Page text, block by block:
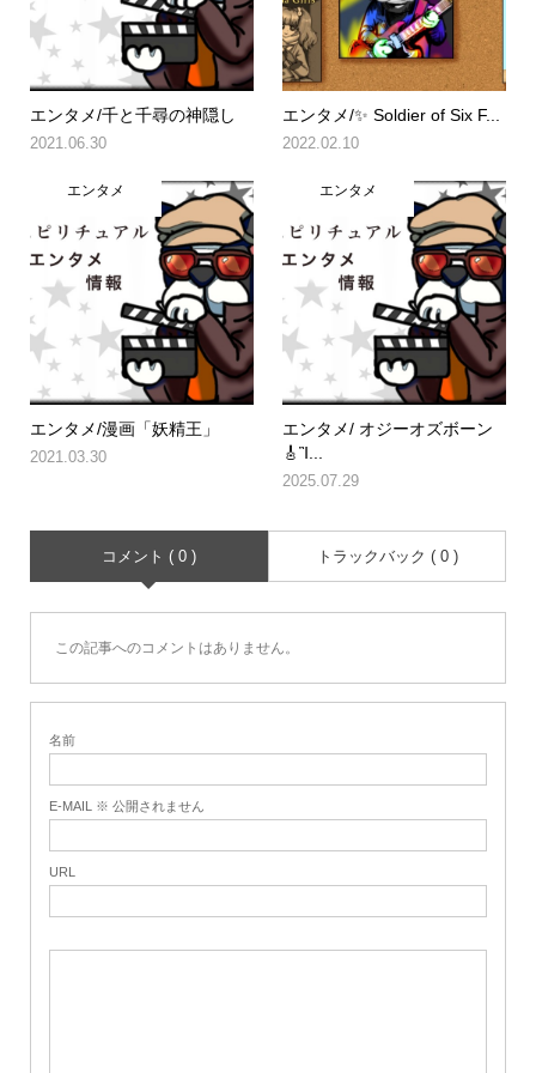
エンタメ/千と千尋の神隠し
2021.06.30
エンタメ/✨ Soldier of Six F...
2022.02.10
エンタメ
エンタメ/漫画「妖精王」
2021.03.30
エンタメ
エンタメ/ オジーオズボーン
🎸Ἲ...
2025.07.29
コメント ( 0 ) トラックバック ( 0 )
この記事へのコメントはありません。
名前
E-MAIL ※ 公開されません
URL